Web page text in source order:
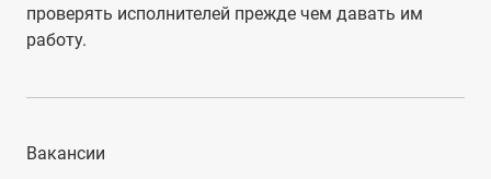
проверять исполнителей прежде чем давать им
работу.
Вакансии